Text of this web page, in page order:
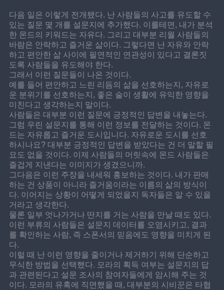
다음 일은 이렇게 전개됐다. 난 사람들의 사고를 유도할 수
있는 질문 몇 개를 설문지에 추가했다. 이를테면, 내가 분석
한 몬드의 키워드는 자유다. 그리고 대부분 리월 사람들의
바람은 안락하고 즐거운 삶이다. 그렇다면 난 자유와 안락
하고 편안한 삶 사이에 필연적인 연관성이 있다고 결론짓
도록 사람들을 유도해야 한다.
그래서 이런 질문들이 나온 것이다.
예를 들어 편안하고 느린 리듬의 삶을 선호하는지, 자유로
운 분위기를 선호하는지, 좋은 술이 생활에 유익한 영향을
미친다고 생각하는지 말이다.
사람들은 대부분 이런 질문에 긍정적인 답변을 내놓는다.
그럼 우린 설문지를 통해 이런 정보를 전달하는 것이다. 몬
드는 자유롭고 즐거운 도시입니다. 자유로운 도시를 선호
하시나요? 대부분 긍정적인 답변을 받았다는 건 더 말할 필
요도 없을 것이다. 이제 사람들의 머릿속에 몬드 사람들은
즐겁게 지낸다는 이미지가 생겼으니까.
그다음은 이런 주장을 내세워 홍보하는 것이다. 내가 판매
하는 건 상품이 아니라 즐거움이라는 이름의 삶의 방식이
다. 이어지는 상황이 어떻게 되었을지 독자들은 알 수 있을
거라고 생각한다.
물론 일부 엇나가거나 딴지를 거는 사람을 만날 때도 있다.
이런 부류의 사람들은 설문지 데이터를 오염시키고, 결과
를 확인하는 사람, 즉 스폰서의 믿음에도 영향을 미치게 된
다.
이럴 때 난 이런 영향을 줄이거나 제거하기 위해 단순하고
무식한 방법을 선택했다. 모라의 획득 여부는 설문지의 답
과 관련된다고 설문 조사의 참여자들에게 암시해 주는 것
이다. 모라의 유혹에 직면했을 때, 대부분의 시비꾼은 타협